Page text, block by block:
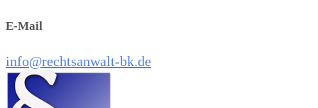
E-Mail
info@rechtsanwalt-bk.de